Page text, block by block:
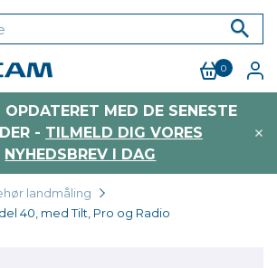
0
MED DE SENESTE
- TILMELD DIG VORES
NYHEDSBREV I DAG
landmåling
40, med Tilt, Pro og Radio